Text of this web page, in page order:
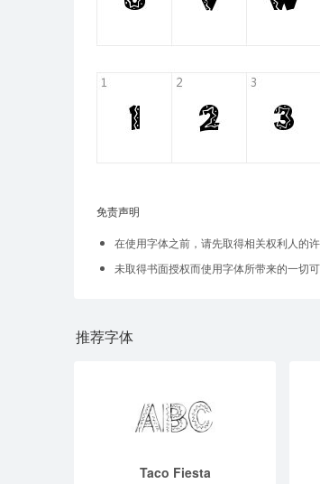
免责声明
在使用字体之前，请先取得相关权利人的许
未取得书面授权而使用字体所带来的一切
推荐字体
Taco Fiesta